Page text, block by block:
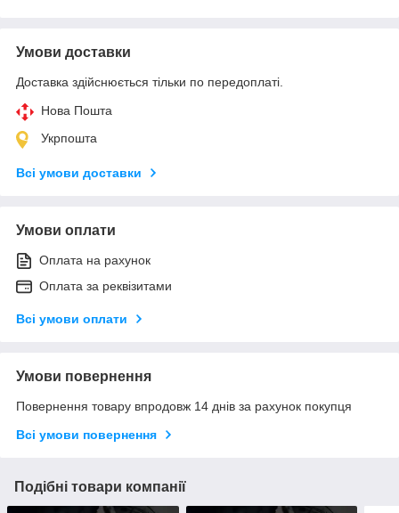
Умови доставки
Доставка здійснюється тільки по передоплаті.
Нова Пошта
Укрпошта
Всі умови доставки
Умови оплати
Оплата на рахунок
Оплата за реквізитами
Всі умови оплати
Умови повернення
Повернення товару впродовж 14 днів за рахунок покупця
Всі умови повернення
Подібні товари компанії